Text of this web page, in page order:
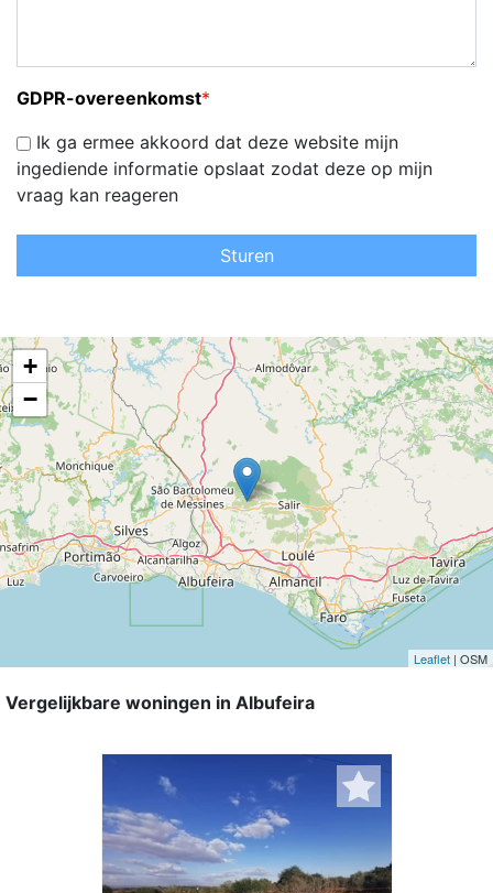
GDPR-overeenkomst*
Ik ga ermee akkoord dat deze website mijn
ingediende informatie opslaat zodat deze op mijn
vraag kan reageren
Sturen
+
−
Leaflet | OSM
Vergelijkbare woningen in Albufeira